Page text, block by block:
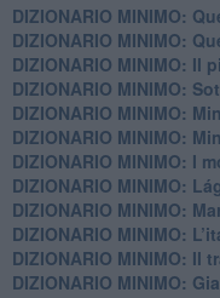
DIZIONARIO MINIMO:
DIZIONARIO MINIMO:
DIZIONARIO MINIMO: Il
DIZIONARIO MINIMO:
DIZIONARIO MINIMO:
DIZIONARIO MINIMO:
DIZIONARIO MINIMO: ​I
DIZIONARIO MINIMO:
DIZIONARIO MINIMO:
DIZIONARIO MINIMO:
DIZIONARIO MINIMO: Il
DIZIONARIO MINIMO: